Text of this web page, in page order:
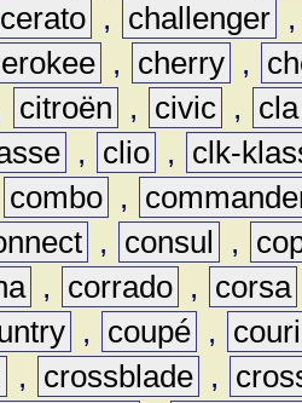
cerato , challenger
, cherry ,
citroën , civic ,
cla
, clio ,
clk-
combo ,
, consul ,
, corrado , corsa
, coupé ,
, crossblade ,